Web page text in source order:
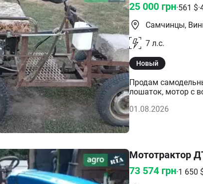
25 000 грн·561 $·
Самчинцы,
7 л.с.
Новый
Продам
лошаток, мотор с
добавлю,
01.08.2026
Мототрактор
73 574 грн·1 650